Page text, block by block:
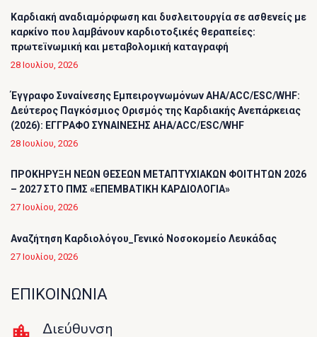
Καρδιακή αναδιαμόρφωση και δυσλειτουργία σε ασθενείς με
καρκίνο που λαμβάνουν καρδιοτοξικές θεραπείες:
πρωτεϊνωμική και μεταβολομική καταγραφή
28 Ιουλίου, 2026
Έγγραφο Συναίνεσης Εμπειρογνωμόνων AHA/ACC/ESC/WHF:
Δεύτερος Παγκόσμιος Ορισμός της Καρδιακής Ανεπάρκειας
(2026): ΕΓΓΡΑΦΟ ΣΥΝΑΙΝΕΣΗΣ AHA/ACC/ESC/WHF
28 Ιουλίου, 2026
ΠΡΟΚΗΡΥΞΗ ΝΕΩΝ ΘΕΣΕΩΝ ΜΕΤΑΠΤΥΧΙΑΚΩΝ ΦΟΙΤΗΤΩΝ 2026
– 2027 ΣΤΟ ΠΜΣ «ΕΠΕΜΒΑΤΙΚΗ ΚΑΡΔΙΟΛΟΓΙΑ»
27 Ιουλίου, 2026
Αναζήτηση Καρδιολόγου_Γενικό Νοσοκομείο Λευκάδας
27 Ιουλίου, 2026
ΕΠΙΚΟΙΝΩΝΙΑ
Διεύθυνση